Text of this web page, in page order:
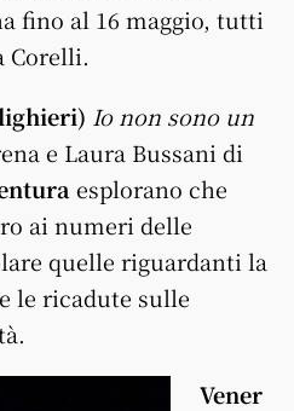
fino al 16 maggio, tutti
Corelli.
Io non sono un
e Laura Bussani di
esplorano che
ai numeri delle
quelle riguardanti la
le ricadute sulle
Vener